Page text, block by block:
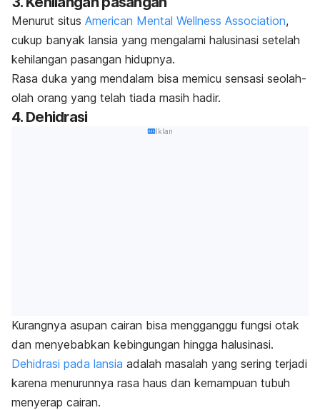
Menurut situs American Mental Wellness Association,
cukup banyak lansia yang mengalami halusinasi setelah
kehilangan pasangan hidupnya.
Rasa duka yang mendalam bisa memicu sensasi seolah-
olah orang yang telah tiada masih hadir.
4. Dehidrasi
Iklan
Kurangnya asupan cairan bisa mengganggu fungsi otak
dan menyebabkan kebingungan hingga halusinasi.
Dehidrasi pada lansia adalah masalah yang sering terjadi
karena menurunnya rasa haus dan kemampuan tubuh
menyerap cairan.